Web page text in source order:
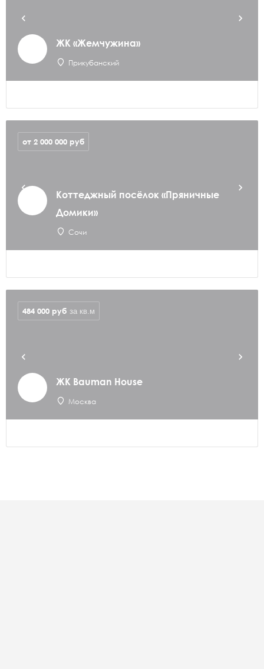
ЖК «Жемчужина»
Прикубанский
Коттеджный посёлок «Пряничные
Домики»
Сочи
от 2 000 000 руб
ЖК Bauman House
Москва
484 000 руб за кв.м